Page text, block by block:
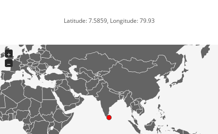
Latitude: 7.5859, Longitude: 79.93
+
−